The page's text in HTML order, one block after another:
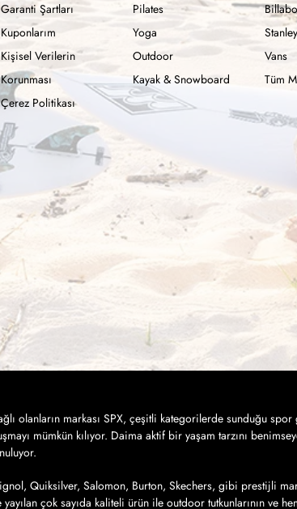
Garanti Şartları
Kuponlarım
Kişisel Verilerin
Korunması
Çerez Politikası
Pilates
Yoga
Outdoor
Kayak & Snowboard
Stanley
Vans
Tüm
olanların markası SPX, çeşitli kategorilerde sunduğu
mümkün kılıyor. Daima aktif bir yaşam tarzını
Quiksilver, Salomon, Burton, Skechers, gibi prestijli
çok sayıda kaliteli ürün ile outdoor tutkunlarının ve